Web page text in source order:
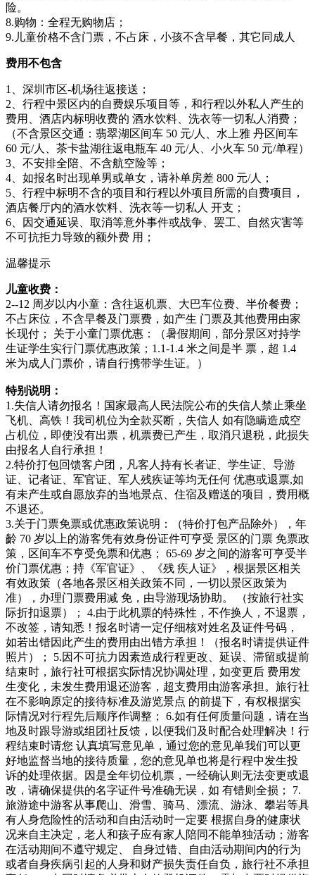
险。
8.购物：全程无购物店；
9.儿童价格不含门票，不占床，小孩不含早餐，其它同成人
费用不包含
1、深圳市区-机场往返接送；
2、行程中景区内的自费娱乐项目等，和行程以外私人产生的
费用、酒店内标明收费的 酒水饮料、洗衣等一切私人消费；
（不含景区交通：翡翠湖区间车 50 元/人、水上雅 丹区间车
60 元/人、茶卡盐湖往返电瓶车 40 元/人、小火车 50 元/单程）
3、不安排全陪、不含航空险等；
4、如报名时出现单男或单女，请补单房差 800 元/人；
5、行程中标明不含的项目和行程以外项目所需的自费项目，
酒店餐厅内的酒水饮料、洗衣等一切私人 开支；
6、因交通延误、取消等意外事件或战争、罢工、自然灾害等
不可抗拒力导致的额外费 用；
温馨提示
儿童收费：
2--12 周岁以内小童：含往返机票、大巴车位费、半价餐费；
不占床位，不含早餐及门票费，如产生 门票及其他费用由家
长现付； 关于小童门票优惠：（暑假期间，部分景区对持学
生证学生实行门票优惠政策；1.1-1.4 米之间是半 票，超 1.4
米为成人门票价，请自行携带学生证。）
特别说明：
1.失信人请勿报名！国家最高人民法院公布的失信人禁止乘坐
飞机、高铁！我司机位为全款买断，失信人 如有隐瞒造成空
占机位，即使没有出票，机票费已产生，取消只退税，此损失
由报名人自行承担！
2.特价打包回馈客户团，凡客人持有长者证、学生证、导游
证、记者证、军官证、军人残疾证等均无任何 优惠或退票,如
有未产生或自愿放弃的当地景点、住宿及赠送的项目，费用概
不退还。
3.关于门票免票或优惠政策说明：（特价打包产品除外），年
齡 70 岁以上的游客凭有效身份证件可亨受 景区的门票 免票政
策，区间车不亨受免票和优惠； 65-69 岁之间的游客可亨受半
价门票优惠；持《军官证》、《残 疾人证》，根据景区相关
有效政策（各地各景区相关政策不同，一切以景区政策为
准），办理门票费用减 免，由导游现场协助。 （按旅行社实
际折扣退票）； 4.由于此机票的特殊性，不作换人，不退票，
不改签，请知悉！报名时请一定仔细核对姓名及证件号码，
如若出错因此产生的费用由出错方承担！（报名时请提供证件
照片）； 5.因不可抗力因素造成行程更改、延误、滞留或提前
结束时，旅行社可根据实际情况协调处理，如变更后 费用发
生变化，未发生费用退还游客，超支费用由游客承担。旅行社
在不影响原定的接待标准及游览景点 的前提下，有权根据实
际情况对行程先后顺序作调整； 6.如有任何质量问题，请在当
地及时跟导游或组团社反馈，以便我们及时配合处理解决！行
程结束时请您 认真填写意见单，通过您的意见单我们可以更
好地监督当地的接待质量，您的意见单也将是行程中发生投
诉的处理依据。因是全年切位机票，一经确认则无法变更或退
改，请确保提供的名字证件号准确无误，如 有错则全损； 7.
旅游途中游客从事爬山、滑雪、骑马、漂流、游泳、攀岩等具
有人身危险性的活动和自由活动时一定要 根据自身的健康状
况来自主决定，老人和孩子应有家人陪同不能单独活动；游客
在活动期间不遵守规定、 自身过错、自由活动期间内的行为
或者自身疾病引起的人身和财产损失责任自负，旅行社不承担